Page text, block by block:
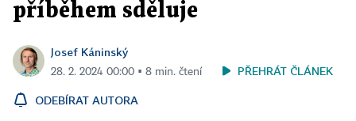
příběhem sděluje
Josef Káninský
28. 2. 2024 00:00 ▪ 8 min. čtení PŘEHRÁT ČLÁNEK
ODEBÍRAT AUTORA